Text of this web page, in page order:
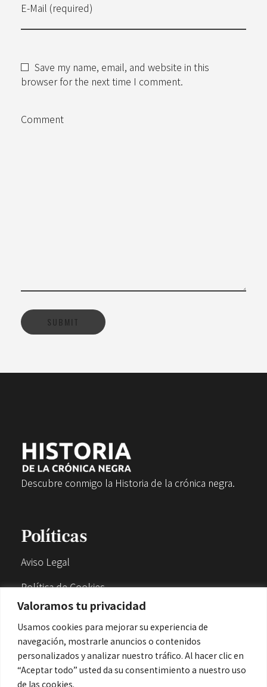
Valoramos tu privacidad
Usamos cookies para mejorar su experiencia de
navegación, mostrarle anuncios o contenidos
personalizados y analizar nuestro tráfico. Al hacer clic en
“Aceptar todo” usted da su consentimiento a nuestro uso
de las cookies.
E-Mail (required)
Save my name, email, and website in this
browser for the next time I comment.
Comment
Descubre conmigo la Historia de la crónica negra.
Políticas
Aviso Legal
Política de Cookies
Política de Privacidad
Contacto